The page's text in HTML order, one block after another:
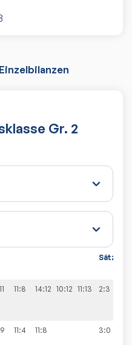
Gr. 2
Sätze
11:8 14:12 10:12 11:13 2:3
11:4 11:8 3:0